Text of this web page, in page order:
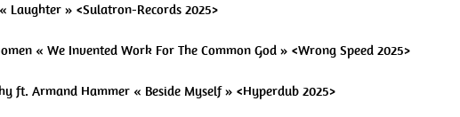
Laughter » <Sulatron-Records 2025>
« We Invented Work For The Common God » <Wrong Speed 2025>
ft. Armand Hammer « Beside Myself » <Hyperdub 2025>